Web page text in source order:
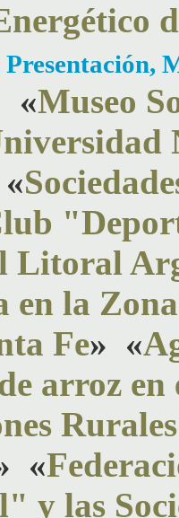
«Museo
«
Litoral
en la
Fe» «
arroz
«
las